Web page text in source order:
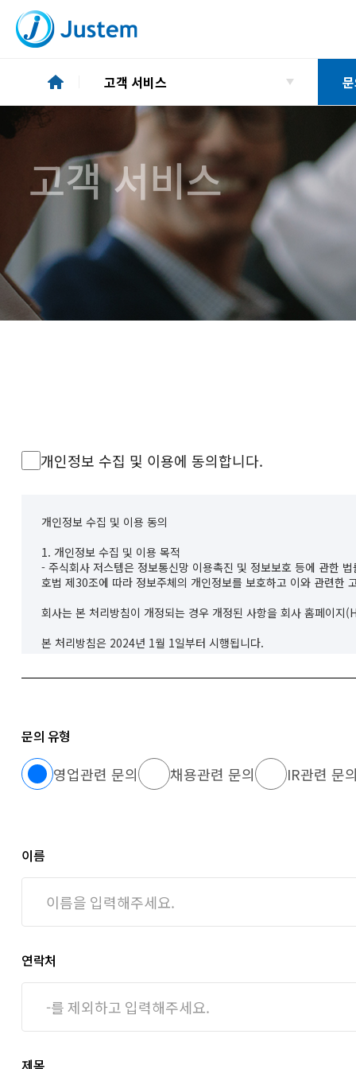
고객 서비스
기업소개
투자정보
ESG
사업소개
인재경영
고객 서비스
개인정보 수집 및 이용에 동의합니다.
개인정보 수집 및 이용 동의
1. 개인정보 수집 및 이용 목적
- 주식회사 저스템은 정보통신망 이용촉진 및 정보보호 등에 관한
호법 제30조에 따라 정보주체의 개인정보를 보호하고 이와 관련한
회사는 본 처리방침이 개정되는 경우 개정된 사항을 회사 홈페이
본 처리방침은 2024년 1월 1일부터 시행됩니다.
- 회사는 법령에 따른 개인정보 보유, 이용 기간 또는 정보주체로부
각각의 개인정보는 원칙적으로 제품 및 서비스의 공급 완료 및 그
종료되는 시점까지 처리, 보유하며, 그 구체적인 기간은 회사의 개
문의 유형
영업관련 문의 채용관련 문의 IR관련 문
이름
연락처
제목